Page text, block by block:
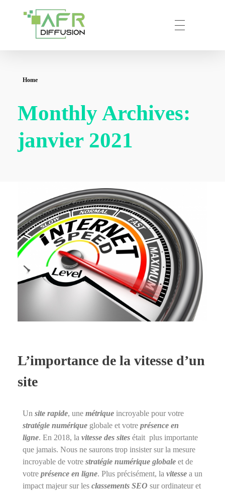
AFR – DIFFUSION
Votre partenaire privilégié en prestation de communication numérique.
Home
Monthly Archives:
janvier 2021
L’importance de la vitesse d’un
site
Un site rapide, une métrique incroyable pour votre
stratégie numérique globale et votre présence en
ligne. En 2018, la vitesse des sites était plus importante
que jamais. Nous ne saurons trop insister sur la mesure
incroyable de votre stratégie numérique globale et de
votre présence en ligne. Plus précisément, la vitesse a un
impact majeur sur les classements SEO sur ordinateur et